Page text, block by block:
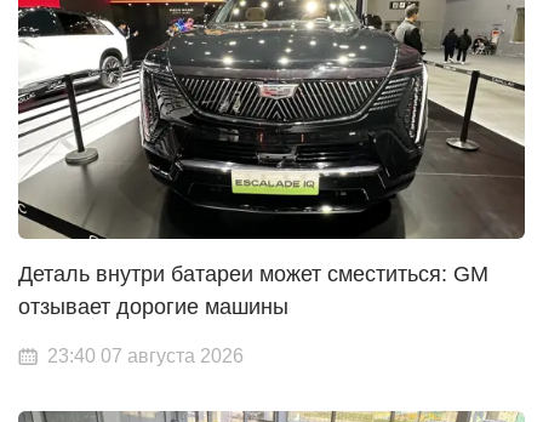
Деталь внутри батареи может сместиться: GM
отзывает дорогие машины
23:40 07 августа 2026